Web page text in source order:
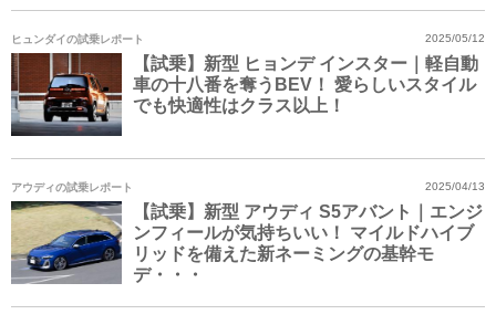
ヒュンダイの試乗レポート 2025/05/12
【試乗】新型 ヒョンデ インスター｜軽自動
車の十八番を奪うBEV！ 愛らしいスタイル
でも快適性はクラス以上！
アウディの試乗レポート 2025/04/13
【試乗】新型 アウディ S5アバント｜エンジ
ンフィールが気持ちいい！ マイルドハイブ
リッドを備えた新ネーミングの基幹モ
デ・・・